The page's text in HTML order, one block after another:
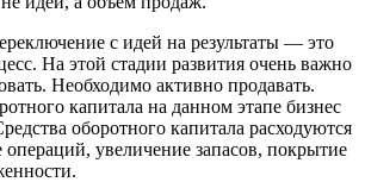
с идей на результаты — это
На этой стадии развития очень важно
Необходимо активно продавать.
капитала на данном этапе бизнес
оборотного капитала расходуются
увеличение запасов, покрытие